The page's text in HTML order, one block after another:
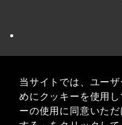
プラ
当サイトでは、ユー
めにクッキーを使用
ーの使用に同意いた